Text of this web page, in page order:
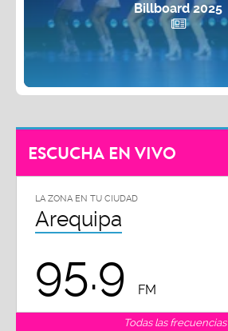
Billboard 2025
ESCUCHA EN VIVO
LA ZONA EN TU CIUDAD
Arequipa
95.9 FM
Todas las frecuencias